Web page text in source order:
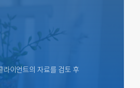
이언트의 자료를 검토 후